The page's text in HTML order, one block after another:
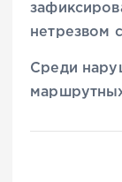
нетрезвом
Среди